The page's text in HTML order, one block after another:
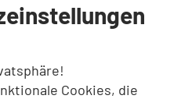
Cookies, die